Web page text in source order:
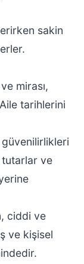
sakin
mirası,
tarihlerini
güvenilirlikleri
tutarlar ve
ciddi ve
ve kişisel